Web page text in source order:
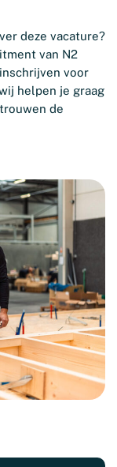
deze vacature?
van N2
voor
helpen je graag
de